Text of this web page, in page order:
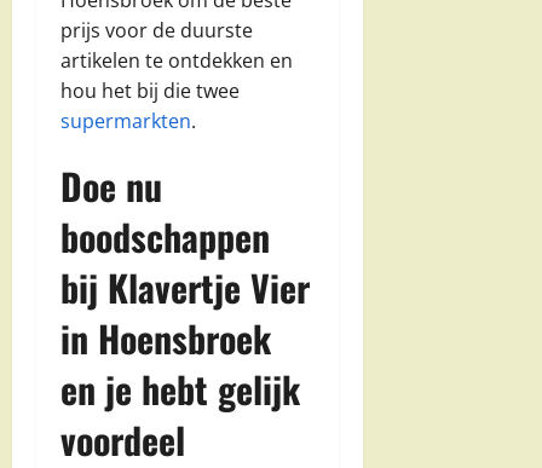
prijs voor de duurste
artikelen te ontdekken en
hou het bij die twee
supermarkten.
Doe nu
boodschappen
bij Klavertje Vier
in Hoensbroek
en je hebt gelijk
voordeel